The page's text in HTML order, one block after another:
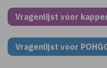
Vragenlijst voor
Vragenlijst voor